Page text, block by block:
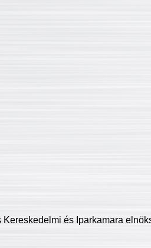
és Iparkamara